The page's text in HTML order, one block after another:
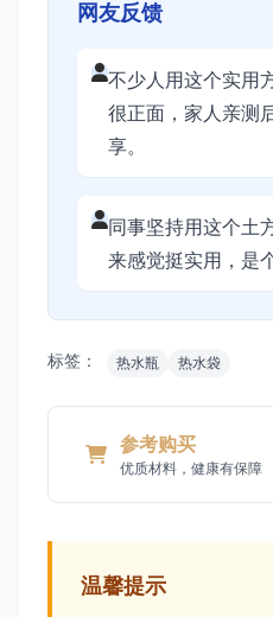
网友反馈
不少人用这个实用
很正面，家人亲测
享。
同事坚持用这个土
来感觉挺实用，是
标签： 热水瓶 热水袋
参考购买
优质材料，健康有保障
温馨提示